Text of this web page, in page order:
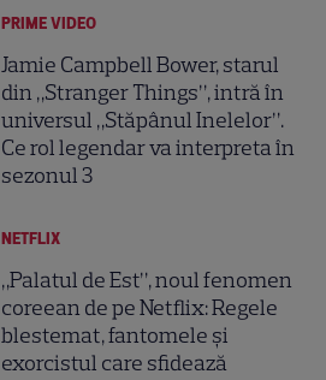
PRIME VIDEO
Jamie Campbell Bower, starul
din „Stranger Things”, intră în
universul „Stăpânul Inelelor”.
Ce rol legendar va interpreta în
sezonul 3
NETFLIX
„Palatul de Est”, noul fenomen
coreean de pe Netflix: Regele
blestemat, fantomele și
exorcistul care sfidează